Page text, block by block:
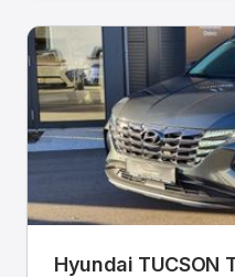
Hyundai TUCSON